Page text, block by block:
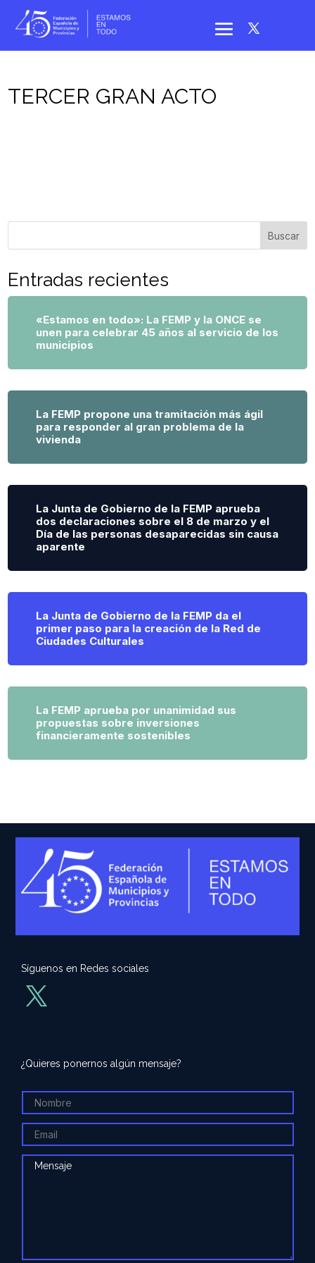
TERCER GRAN ACTO
Buscar
Entradas recientes
«Estamos en todo»: La FEMP y la ONCE se
unen para celebrar 45 años al servicio de los
municipios
La FEMP propone una tramitación más ágil
para responder al gran problema de la
vivienda
La Junta de Gobierno de la FEMP aprueba
dos declaraciones sobre el 8 de marzo y el
Día de las personas desaparecidas sin causa
aparente
La Junta de Gobierno de la FEMP da el
primer paso para la creación de la Red de
Ciudades Culturales
La FEMP aprueba por unanimidad sus
propuestas sobre inversiones
financieramente sostenibles
Síguenos en Redes sociales
¿Quieres ponernos algún mensaje?